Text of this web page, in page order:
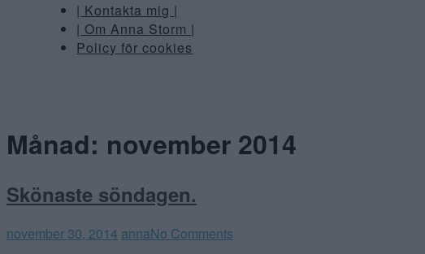
| Kontakta mig |
| Om Anna Storm |
Policy för cookies
Månad: november 2014
Skönaste söndagen.
november 30, 2014 annaNo Comments